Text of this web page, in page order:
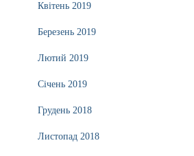
Квітень 2019
Березень 2019
Лютий 2019
Січень 2019
Грудень 2018
Листопад 2018